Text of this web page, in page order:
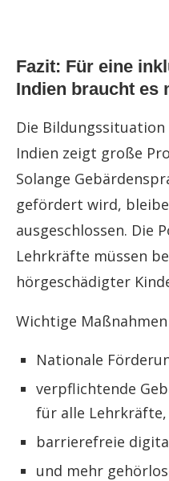
Fazit: Für eine
Indien braucht es
Die
Indien zeigt große
Solange
gefördert wird,
ausgeschlossen. Die
Lehrkräfte müssen
hörgeschädigter
Wichtige
Nationale
verpflichtende
für alle Lehrkräfte,
barrierefreie
und mehr